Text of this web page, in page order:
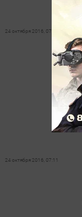
24 октября 2016, 07:18
24 октября 2016, 07:11